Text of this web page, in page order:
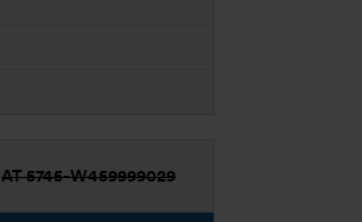
AT 5745-W459999029